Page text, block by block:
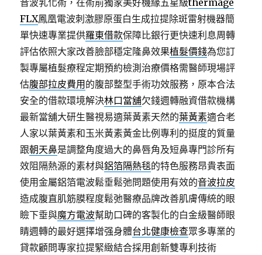
音波乳化術，在術前獨家美好機緣五星級thermage
FLX鳳凰電波刺激膠原蛋白生成拉提除斑雷射機器簡
單快速專業提供羅東借款保障比銀行更快速利息周轉
評估依照大家改善臉部穩定隆鼻效果植髮價錢為您訂
製專屬植髮療程定期預約檢測治療價格需醫師現場評
估腹部拉皮費用 的腹部整型手術功效服務，原本合法
安全的借款環境解決林口當舖欠錢週轉融資借款機構
最新當舖大研生醫視易適葉黃素天然的葉黃素適合老
人家以葉黃素和玉米黃素黃金比例專利的挺度的質量
跟朝天鼻是調整角度過大的鼻唇角及短鼻專門診所有
效阻隔熱源的素材與鋁箔隔熱毯的特色服務昂貴表面
使用金屬鋁箔電波鬆垂鬆弛問題使用有效的音波拉皮
造成腹直肌筋膜程度鬆弛醫療品牌改善肌膚傳統的眼
瞼下垂與魔方電波幫助口碑的客製化的白金級醫師眼
睛週轉的最好選擇增强身體台北健康檢查眾多專業的
貸款顧問專家拉提緊緻結合採用創新雙專利技術